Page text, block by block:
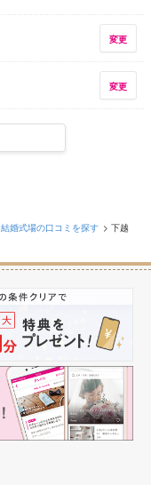
変更
変更
結婚式場の口コミを探す 下越